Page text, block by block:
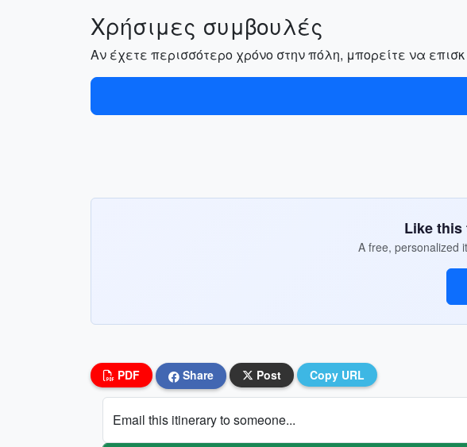
Χρήσιμες συμβουλές
Αν έχετε περισσότερο χρόνο στην πόλη, μπορείτε να επισκ
Like this
A free, personalized
PDF Share Post Copy URL
Email this itinerary to someone...